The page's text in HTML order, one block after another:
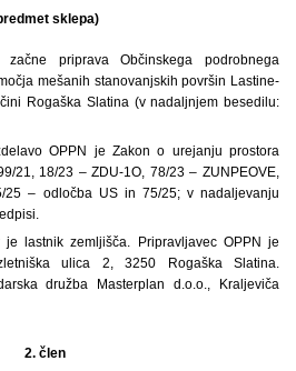
sklepa)
priprava Občinskega podrobnega
mešanih stanovanjskih površin Lastine-
Rogaška Slatina (v nadaljnjem besedilu:
OPPN je Zakon o urejanju prostora
21, 18/23 – ZDU-1O, 78/23 – ZUNPEOVE,
25 – odločba US in 75/25; v nadaljevanju
lastnik zemljišča. Pripravljavec OPPN je
ulica 2, 3250 Rogaška Slatina.
družba Masterplan d.o.o., Kraljeviča
2. člen